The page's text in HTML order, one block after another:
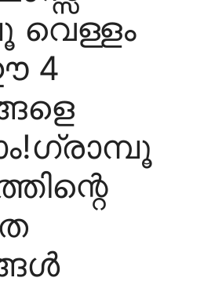
വെള്ളം
4